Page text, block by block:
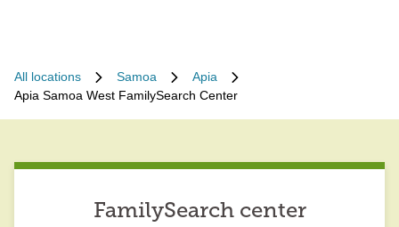
All locations Samoa
Apia
Apia Samoa West FamilySearch Center
FamilySearch center